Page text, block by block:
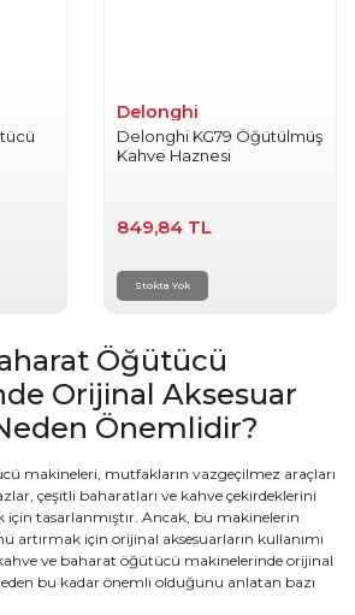
Delonghi
Delonghi KG79 Öğütülmüş
Kahve Haznesi
849,84 TL
Stokta Yok
Öğütücü
Orijinal Aksesuar
Önemlidir?
makineleri, mutfakların vazgeçilmez araçları
çeşitli baharatları ve kahve çekirdeklerini
tasarlanmıştır. Ancak, bu makinelerin
artırmak için orijinal aksesuarların kullanımı
ve baharat öğütücü makinelerinde orijinal
bu kadar önemli olduğunu anlatan bazı